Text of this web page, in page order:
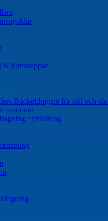
& filterkoppar
Buckeldragare för stål och
stationer
/ ytriktning